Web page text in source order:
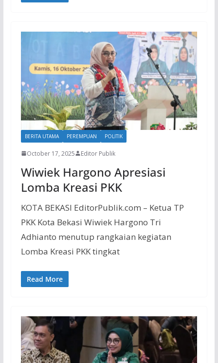
BERITA UTAMA PEREMPUAN POLITIK
October 17, 2025 Editor Publik
Wiwiek Hargono Apresiasi
Lomba Kreasi PKK
KOTA BEKASI EditorPublik.com – Ketua TP
PKK Kota Bekasi Wiwiek Hargono Tri
Adhianto menutup rangkaian kegiatan
Lomba Kreasi PKK tingkat
Read More